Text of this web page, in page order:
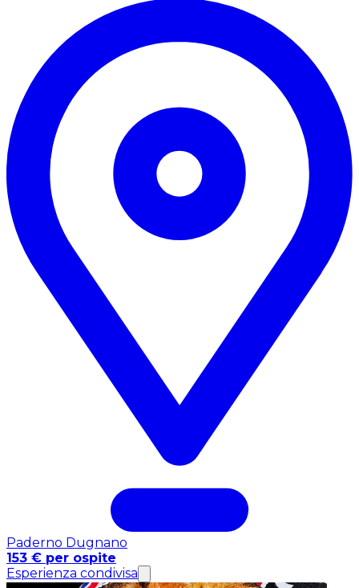
Paderno Dugnano
153 € per ospite
Esperienza condivisa